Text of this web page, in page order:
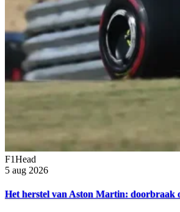
F1Head
5 aug 2026
Het herstel van Aston Martin: doorbraak